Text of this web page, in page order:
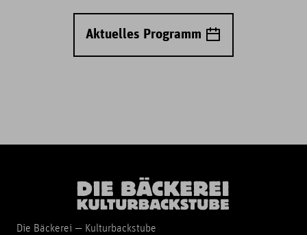
Aktuelles Programm
Die Bäckerei — Kulturbackstube